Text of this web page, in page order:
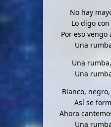
No hay
Lo digo
Por eso vengo
Una
Una
Una
Blanco,
Así se
Ahora
Una